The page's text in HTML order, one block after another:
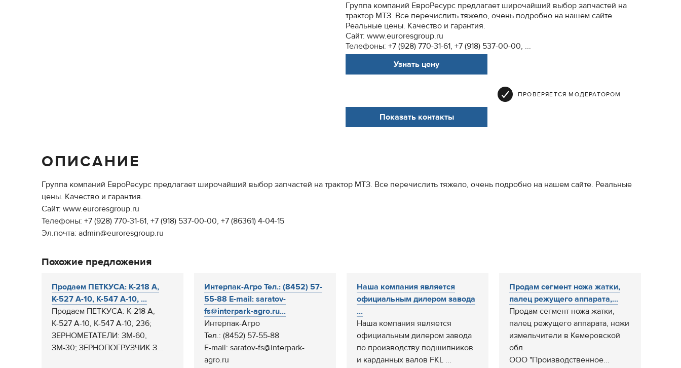
Группа компаний ЕвроРесурс предлагает широчайший выбор запчастей на
трактор МТЗ. Все перечислить тяжело, очень подробно на нашем сайте.
Реальные цены. Качество и гарантия.
Сайт: www.euroresgroup.ru
Телефоны: +7 (928) 770-31-61, +7 (918) 537-00-00, ...
Узнать цену
ПРОВЕРЯЕТСЯ МОДЕРАТОРОМ
Показать контакты
ОПИСАНИЕ
Группа компаний ЕвроРесурс предлагает широчайший выбор запчастей на трактор МТЗ. Все перечислить тяжело, очень подробно на нашем сайте. Реальные
цены. Качество и гарантия.
Сайт: www.euroresgroup.ru
Телефоны: +7 (928) 770-31-61, +7 (918) 537-00-00, +7 (86361) 4-04-15
Эл.почта: admin@euroresgroup.ru
Похожие предложения
Продаем ПЕТКУСА: К-218 А,
К-527 А-10, К-547 А-10, ...
Продаем ПЕТКУСА: К-218 А,
К-527 А-10, К-547 А-10, 236;
ЗЕРНОМЕТАТЕЛИ: ЗМ-60,
ЗМ-30; ЗЕРНОПОГРУЗЧИК З...
Интерпак-Агро Тел.: (8452) 57-
55-88 E-mail: saratov-
fs@interpark-agro.ru...
Интерпак-Агро
Тел.: (8452) 57-55-88
E-mail: saratov-fs@interpark-
agro.ru
Наша компания является
официальным дилером завода
...
Наша компания является
официальным дилером завода
по производству подшипников
и карданных валов FKL ...
Продам сегмент ножа жатки,
палец режущего аппарата,...
Продам сегмент ножа жатки,
палец режущего аппарата, ножи
измельчители в Кемеровской
обл.
ООО "Производственное...